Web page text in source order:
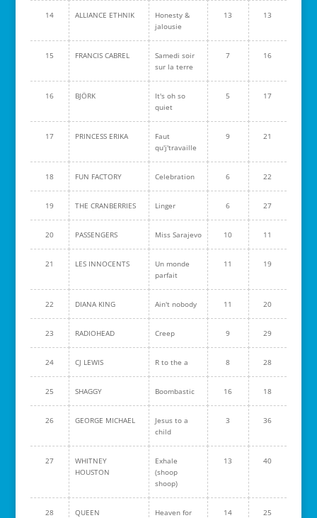
14 ALLIANCE ETHNIK
Honesty &
jalousie
13 13
15 FRANCIS CABREL
Samedi soir
sur la terre
7 16
16 BJÖRK
It's oh so
quiet
5 17
17 PRINCESS ERIKA
Faut
qu'j'travaille
9 21
18 FUN FACTORY Celebration 6 22
19 THE CRANBERRIES Linger 6 27
20 PASSENGERS Miss Sarajevo 10 11
21 LES INNOCENTS
Un monde
parfait
11 19
22 DIANA KING Ain't nobody 11 20
23 RADIOHEAD Creep 9 29
24 CJ LEWIS R to the a 8 28
25 SHAGGY Boombastic 16 18
26 GEORGE MICHAEL
Jesus to a
child
3 36
27
WHITNEY
HOUSTON
Exhale
(shoop
shoop)
13 40
28 QUEEN
Heaven for
14 25